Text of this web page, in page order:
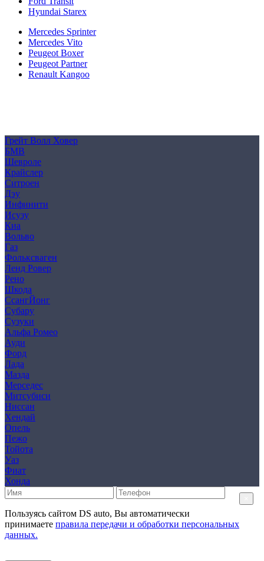
Hyundai Starex
Mercedes Sprinter
Mercedes Vito
Peugeot Boxer
Peugeot Partner
Renault Kangoo
Грейт Волл Ховер
БМВ
Шевроле
Крайслер
Ситроен
Дэу
Инфинити
Исузу
Киа
Вольво
Газ
Фольксваген
Ленд Ровер
Рено
Шкода
СсангЙонг
Субару
Сузуки
Альфа Ромео
Ауди
Форд
Лада
Мазда
Мерседес
Митсубиси
Ниссан
Хендай
Опель
Пежо
Тойота
Уаз
Фиат
Хонда
Пользуясь сайтом DS auto, Вы автоматически
принимаете правила передачи и обработки персональных
данных.